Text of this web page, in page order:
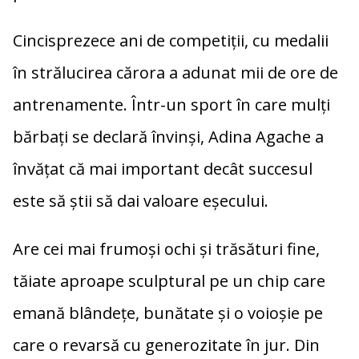
Cincisprezece ani de competiții, cu medalii
în strălucirea cărora a adunat mii de ore de
antrenamente. Într-un sport în care mulți
bărbați se declară învinși, Adina Agache a
învățat că mai important decât succesul
este să știi să dai valoare eșecului.
Are cei mai frumoși ochi și trăsături fine,
tăiate aproape sculptural pe un chip care
emană blândețe, bunătate și o voioșie pe
care o revarsă cu generozitate în jur. Din